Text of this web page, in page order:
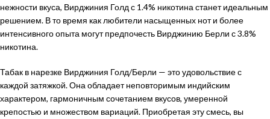
нежности вкуса, Вирджиния Голд с 1.4% никотина станет идеальным
решением. В то время как любители насыщенных нот и более
интенсивного опыта могут предпочесть Вирджинию Берли с 3.8%
никотина.
Табак в нарезке Вирджиния Голд/Берли — это удовольствие с
каждой затяжкой. Она обладает неповторимым индийским
характером, гармоничным сочетанием вкусов, умеренной
крепостью и множеством вариаций. Приобретая эту смесь, вы